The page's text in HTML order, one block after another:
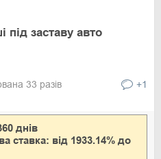
під заставу авто
33 разів +1
днів
ставка: від 1933.14% до